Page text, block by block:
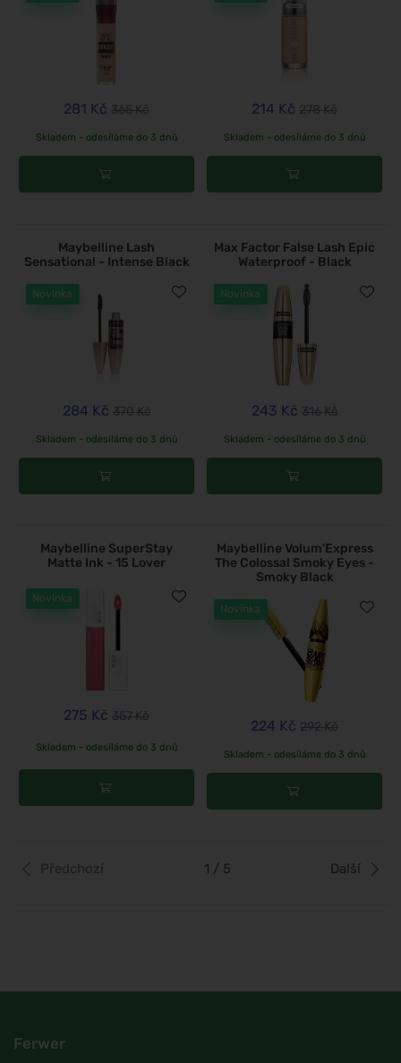
281 Kč 365 Kč
Skladem - odesíláme do 3 dnů
214 Kč 278 Kč
Skladem - odesíláme do 3 dnů
Maybelline Lash
Sensational - Intense Black
Novinka
284 Kč 370 Kč
Skladem - odesíláme do 3 dnů
Max Factor False Lash Epic
Waterproof - Black
Novinka
243 Kč 316 Kč
Skladem - odesíláme do 3 dnů
Maybelline SuperStay
Matte Ink - 15 Lover
Novinka
275 Kč 357 Kč
Skladem - odesíláme do 3 dnů
Maybelline Volum'Express
The Colossal Smoky Eyes -
Smoky Black
Novinka
224 Kč 292 Kč
Skladem - odesíláme do 3 dnů
Předchozí 1 / 5 Další
Ferwer